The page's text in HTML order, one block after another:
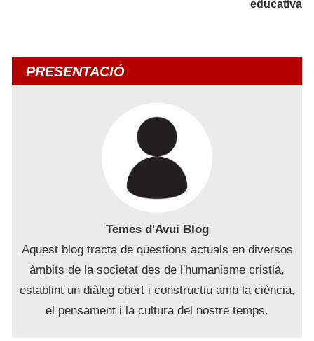
educativa
PRESENTACIÓ
Temes d'Avui Blog
Aquest blog tracta de qüestions actuals en diversos
àmbits de la societat des de l'humanisme cristià,
establint un diàleg obert i constructiu amb la ciència,
el pensament i la cultura del nostre temps.